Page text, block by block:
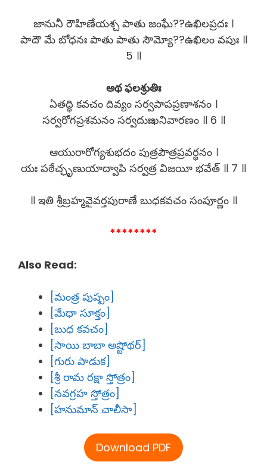
జానునీ రౌహిణేయశ్చ పాతు జంఘే??ఉఖిలప్రదః ।
పాదౌ మే బోధనః పాతు పాతు సౌమ్యో??ఉఖిలం వపుః ॥
5 ॥
అథ ఫలశ్రుతిః
ఏతద్ధి కవచం దివ్యం సర్వపాపప్రణాశనం ।
సర్వరోగప్రశమనం సర్వదుఃఖనివారణం ॥ 6 ॥
ఆయురారోగ్యశుభదం పుత్రపౌత్రప్రవర్ధనం ।
యః పఠేచ్ఛృణుయాద్వాపి సర్వత్ర విజయీ భవేత్ ॥ 7 ॥
॥ ఇతి శ్రీబ్రహ్మవైవర్తపురాణే బుధకవచం సంపూర్ణం ॥
********
Also Read:
[మంత్ర పుష్పం]
[మేధా సూక్తం]
[బుధ కవచం]
[సాయి బాబా అష్టోథర్]
[గురు పాడుక]
[శ్రీ రామ రక్షా స్తోత్రం]
[నవగ్రహ స్తోత్రం]
[హనుమాన్ చాలీసా]
Download PDF